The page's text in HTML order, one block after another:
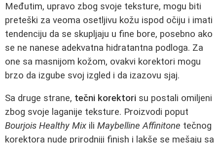
Međutim, upravo zbog svoje teksture, mogu biti
preteški za veoma osetljivu kožu ispod očiju i imati
tendenciju da se skupljaju u fine bore, posebno ako
se ne nanese adekvatna hidratantna podloga. Za
one sa masnijom kožom, ovakvi korektori mogu
brzo da izgube svoj izgled i da izazovu sjaj.
Sa druge strane, tečni korektori su postali omiljeni
zbog svoje laganije teksture. Proizvodi poput
Bourjois Healthy Mix ili Maybelline Affinitone tečnog
korektora nude prirodniji finish i lakše se mešaju sa